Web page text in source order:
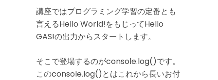
講座ではプログラミング学習の定番とも
言えるHello World!をもじってHello
GAS!の出力からスタートします。
そこで登場するのがconsole.log()です。
このconsole.log()とはこれから長いお付